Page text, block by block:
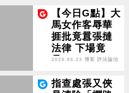
【今日G點】大
馬女作客辱華
捱批竟囂張撻
法律 下場竟
是…？
2026.06.23 博客 評法論治
指查處張又俠